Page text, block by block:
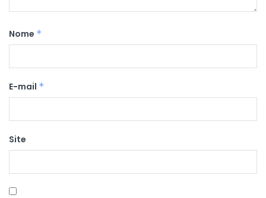
Nome *
E-mail *
Site